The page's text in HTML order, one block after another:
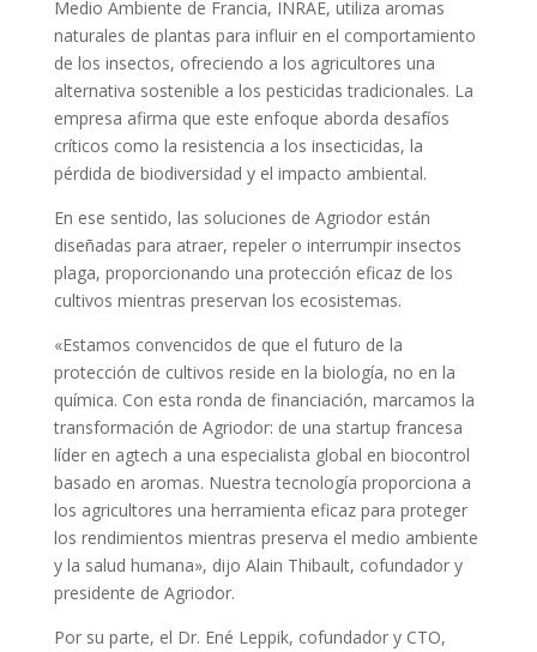
Medio Ambiente de Francia, INRAE, utiliza aromas
naturales de plantas para influir en el comportamiento
de los insectos, ofreciendo a los agricultores una
alternativa sostenible a los pesticidas tradicionales. La
empresa afirma que este enfoque aborda desafíos
críticos como la resistencia a los insecticidas, la
pérdida de biodiversidad y el impacto ambiental.
En ese sentido, las soluciones de Agriodor están
diseñadas para atraer, repeler o interrumpir insectos
plaga, proporcionando una protección eficaz de los
cultivos mientras preservan los ecosistemas.
«Estamos convencidos de que el futuro de la
protección de cultivos reside en la biología, no en la
química. Con esta ronda de financiación, marcamos la
transformación de Agriodor: de una startup francesa
líder en agtech a una especialista global en biocontrol
basado en aromas. Nuestra tecnología proporciona a
los agricultores una herramienta eficaz para proteger
los rendimientos mientras preserva el medio ambiente
y la salud humana», dijo Alain Thibault, cofundador y
presidente de Agriodor.
Por su parte, el Dr. Ené Leppik, cofundador y CTO,